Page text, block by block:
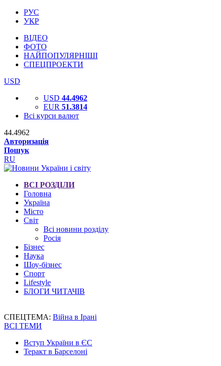
РУС
УКР
ВІДЕО
ФОТО
НАЙПОПУЛЯРНІШІ
СПЕЦПРОЕКТИ
USD
USD 44.4962
EUR 51.3814
Всі курси валют
44.4962
Авторизація
Пошук
RU
ВСІ РОЗДІЛИ
Головна
Україна
Місто
Світ
Всі новини розділу
Росія
Бізнес
Наука
Шоу-бізнес
Спорт
Lifestyle
БЛОГИ ЧИТАЧІВ
СПЕЦТЕМА: Війна в Ірані
ВСІ ТЕМИ
Вступ України в ЄС
Теракт в Барселоні